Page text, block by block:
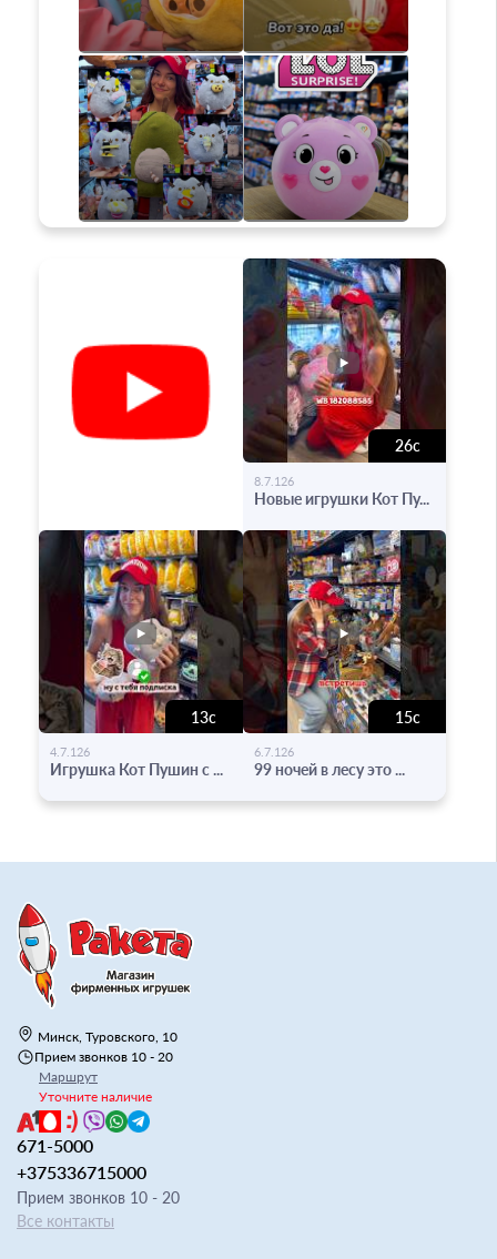
26с
8.7.126
Новые игрушки Кот Пу...
13с
4.7.126
Игрушка Кот Пушин с ...
15с
6.7.126
99 ночей в лесу это ...
Минск, Туровского, 10
Прием звонков 10 - 20
Маршрут
Уточните наличие
671-5000
+375336715000
Прием звонков 10 - 20
Все контакты